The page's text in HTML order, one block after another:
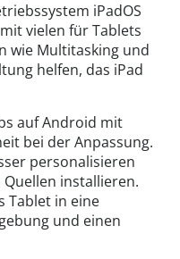
iPadOS
vielen für Tablets
wie Multitasking und
helfen, das iPad
auf Android mit
bei der Anpassung.
personalisieren
installieren.
Tablet in eine
und einen